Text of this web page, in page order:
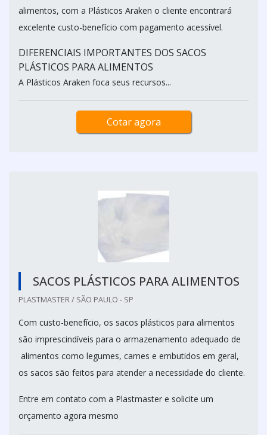
alimentos, com a Plásticos Araken o cliente encontrará
excelente custo-benefício com pagamento acessível.
DIFERENCIAIS IMPORTANTES DOS SACOS
PLÁSTICOS PARA ALIMENTOS
A Plásticos Araken foca seus recursos...
Cotar agora
SACOS PLÁSTICOS PARA ALIMENTOS
PLASTMASTER / SÃO PAULO - SP
Com custo-benefício, os sacos plásticos para alimentos
são imprescindíveis para o armazenamento adequado de
alimentos como legumes, carnes e embutidos em geral,
os sacos são feitos para atender a necessidade do cliente.
Entre em contato com a Plastmaster e solicite um
orçamento agora mesmo